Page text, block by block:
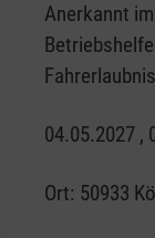
Anerkannt
04.05.2027 ,
Ort: 50933